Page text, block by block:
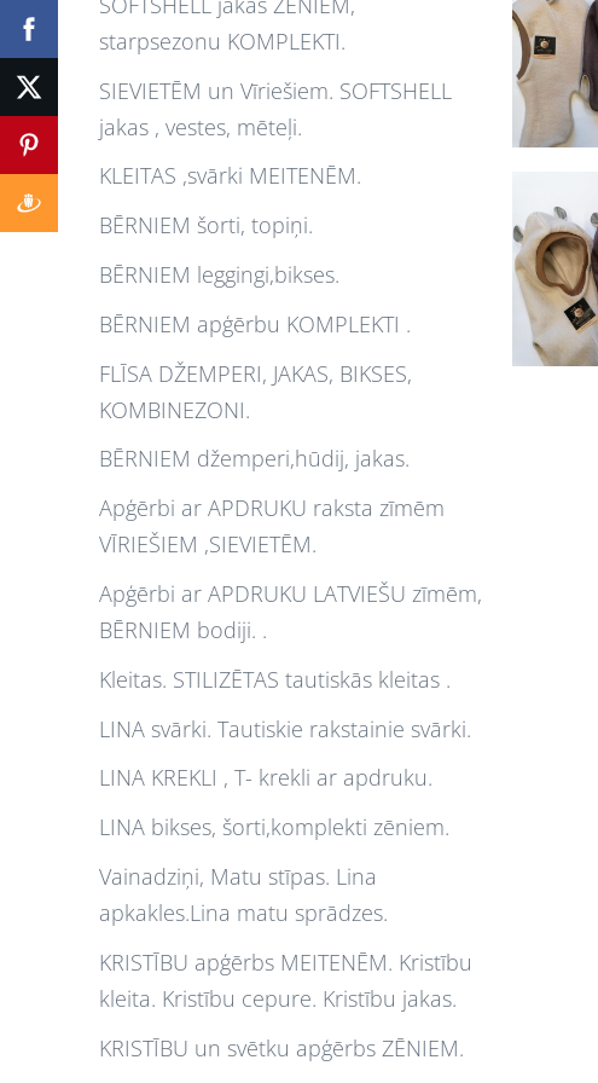
starpsezonu KOMPLEKTI.
SIEVIETĒM un Vīriešiem. SOFTSHELL
jakas , vestes, mēteļi.
KLEITAS ,svārki MEITENĒM.
BĒRNIEM šorti, topiņi.
BĒRNIEM leggingi,bikses.
BĒRNIEM apģērbu KOMPLEKTI .
FLĪSA DŽEMPERI, JAKAS, BIKSES,
KOMBINEZONI.
BĒRNIEM džemperi,hūdij, jakas.
Apģērbi ar APDRUKU raksta zīmēm
VĪRIEŠIEM ,SIEVIETĒM.
Apģērbi ar APDRUKU LATVIEŠU zīmēm,
BĒRNIEM bodiji. .
Kleitas. STILIZĒTAS tautiskās kleitas .
LINA svārki. Tautiskie rakstainie svārki.
LINA KREKLI , T- krekli ar apdruku.
LINA bikses, šorti,komplekti zēniem.
Vainadziņi, Matu stīpas. Lina
apkakles.Lina matu sprādzes.
KRISTĪBU apģērbs MEITENĒM. Kristību
kleita. Kristību cepure. Kristību jakas.
KRISTĪBU un svētku apģērbs ZĒNIEM.